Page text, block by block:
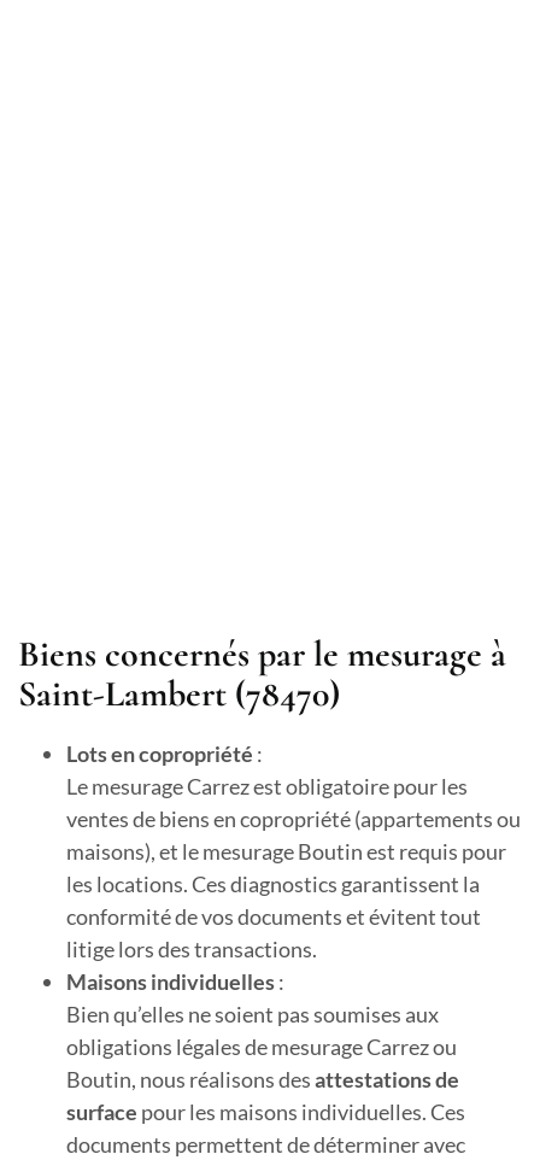
Biens concernés par le mesurage à
Saint-Lambert (78470)
Lots en copropriété :
Le mesurage Carrez est obligatoire pour les
ventes de biens en copropriété (appartements ou
maisons), et le mesurage Boutin est requis pour
les locations. Ces diagnostics garantissent la
conformité de vos documents et évitent tout
litige lors des transactions.
Maisons individuelles:
Bien qu’elles ne soient pas soumises aux
obligations légales de mesurage Carrez ou
Boutin, nous réalisons desattestations de
surface pour les maisons individuelles. Ces
documents permettent de déterminer avec